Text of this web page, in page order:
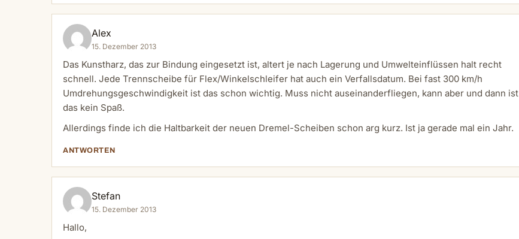
Alex
15. Dezember 2013
Das Kunstharz, das zur Bindung eingesetzt ist, altert je nach Lagerung und Umwelteinflüssen halt recht
schnell. Jede Trennscheibe für Flex/Winkelschleifer hat auch ein Verfallsdatum. Bei fast 300 km/h
Umdrehungsgeschwindigkeit ist das schon wichtig. Muss nicht auseinanderfliegen, kann aber und dann ist
das kein Spaß.
Allerdings finde ich die Haltbarkeit der neuen Dremel-Scheiben schon arg kurz. Ist ja gerade mal ein Jahr.
ANTWORTEN
Stefan
15. Dezember 2013
Hallo,